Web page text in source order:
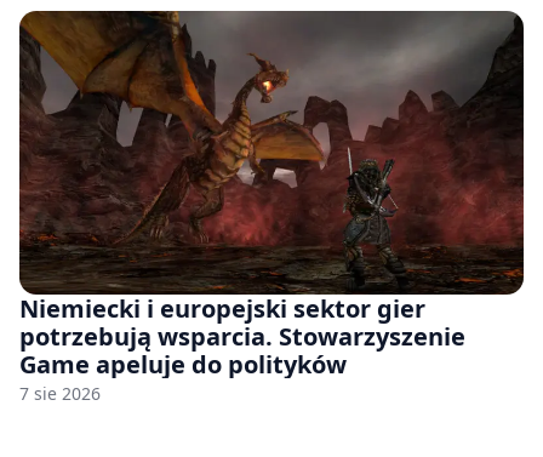
Niemiecki i europejski sektor gier
potrzebują wsparcia. Stowarzyszenie
Game apeluje do polityków
7 sie 2026